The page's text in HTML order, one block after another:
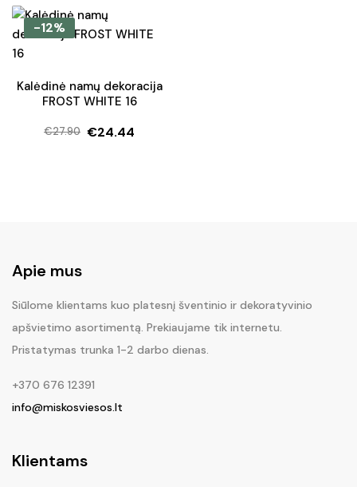
-12%
Kalėdinė namų dekoracija
FROST WHITE 16
€27.90
Original
€24.44
Current
Apie mus
Siūlome klientams kuo platesnį šventinio ir dekoratyvinio
apšvietimo asortimentą. Prekiaujame tik internetu.
Pristatymas trunka 1-2 darbo dienas.
+370 676 12391
info@miskosviesos.lt
Klientams